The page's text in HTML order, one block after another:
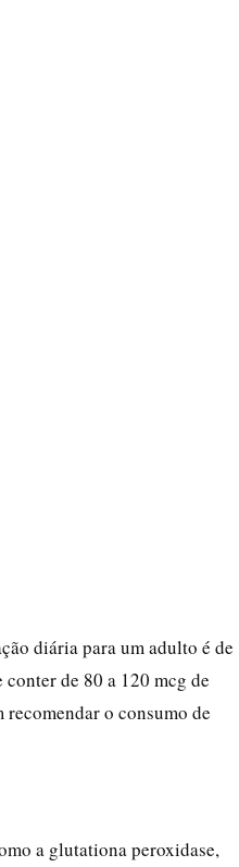
diária para um adulto é de
de 80 a 120 mcg de
o consumo de
a glutationa peroxidase,